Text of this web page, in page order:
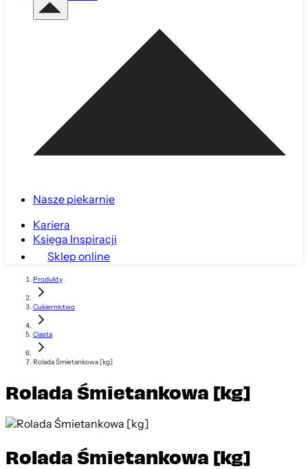
Nasze piekarnie
Kariera
Księga Inspiracji
Sklep online
Produkty
Cukiernictwo
Ciasta
Rolada Śmietankowa [kg]
Rolada Śmietankowa [kg]
Rolada Śmietankowa [kg]